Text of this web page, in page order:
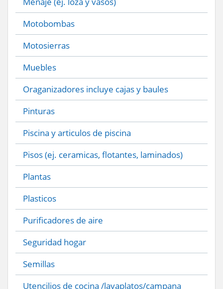
Motobombas
Motosierras
Muebles
Oraganizadores incluye cajas y baules
Pinturas
Piscina y articulos de piscina
Pisos (ej. ceramicas, flotantes, laminados)
Plantas
Plasticos
Purificadores de aire
Seguridad hogar
Semillas
Utencilios de cocina /lavaplatos/campana